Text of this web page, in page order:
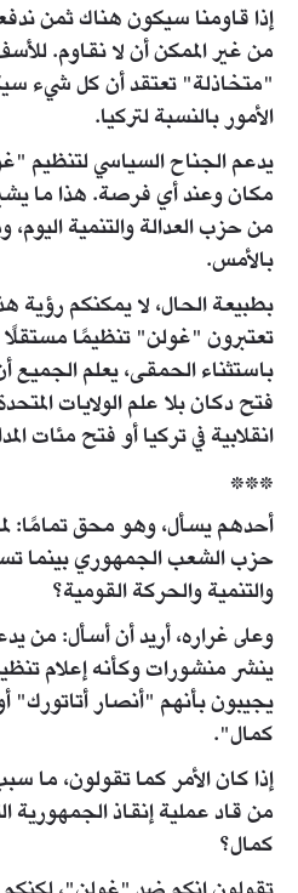
إذا قاومنا سيكون هناك ثمن
من غير الممكن أن لا نقاوم.
"متخاذلة" تعتقد أن كل شيء
الأمور بالنسبة لتركيا.
يدعم الجناح السياسي لتنظيم
مكان وعند أي فرصة. هذا ما
من حزب العدالة والتنمية
بالأمس.
بطبيعة الحال، لا يمكنكم رؤية
تعتبرون "غولن" تنظيمًا مستقلًا
باستثناء الحمقى، يعلم
فتح دكان بلا علم الولايات
انقلابية في تركيا أو فتح مئات
***
أحدهم يسأل، وهو محق تمامًا:
حزب الشعب الجمهوري بينما
والتنمية والحركة القومية؟
وعلى غراره، أريد أن أسأل: من
ينشر منشورات وكأنه إعلام
يجيبون بأنهم "أنصار
كمال".
إذا كان الأمر كما تقولون، ما
من قاد عملية إنقاذ
كمال؟